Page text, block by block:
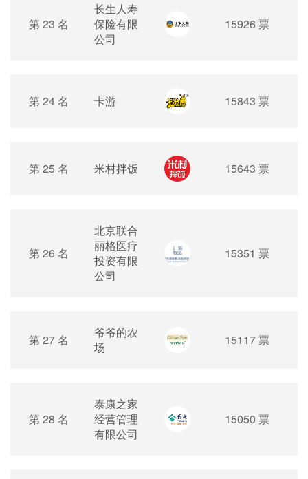
第 23 名
长生人寿
保险有限
公司
15926 票
第 24 名 卡游 15843 票
第 25 名 米村拌饭 15643 票
第 26 名
北京联合
丽格医疗
投资有限
公司
15351 票
第 27 名
爷爷的农
场
15117 票
第 28 名
泰康之家
经营管理
有限公司
15050 票